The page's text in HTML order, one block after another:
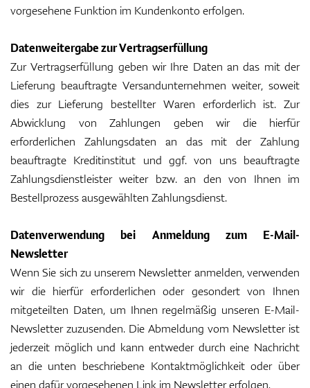
Zubehör
Entfernungsmesser & GPS
vorgesehene Funktion im Kundenkonto erfolgen.
Datenweitergabe zur Vertragserfüllung
Zur Vertragserfüllung geben wir Ihre Daten an das mit der
Lieferung beauftragte Versandunternehmen weiter, soweit
dies zur Lieferung bestellter Waren erforderlich ist. Zur
Abwicklung von Zahlungen geben wir die hierfür
erforderlichen Zahlungsdaten an das mit der Zahlung
beauftragte Kreditinstitut und ggf. von uns beauftragte
Zahlungsdienstleister weiter bzw. an den von Ihnen im
Bestellprozess ausgewählten Zahlungsdienst.
Datenverwendung bei Anmeldung zum E-Mail-
Newsletter
Wenn Sie sich zu unserem Newsletter anmelden, verwenden
wir die hierfür erforderlichen oder gesondert von Ihnen
mitgeteilten Daten, um Ihnen regelmäßig unseren E-Mail-
Newsletter zuzusenden. Die Abmeldung vom Newsletter ist
jederzeit möglich und kann entweder durch eine Nachricht
an die unten beschriebene Kontaktmöglichkeit oder über
einen dafür vorgesehenen Link im Newsletter erfolgen.